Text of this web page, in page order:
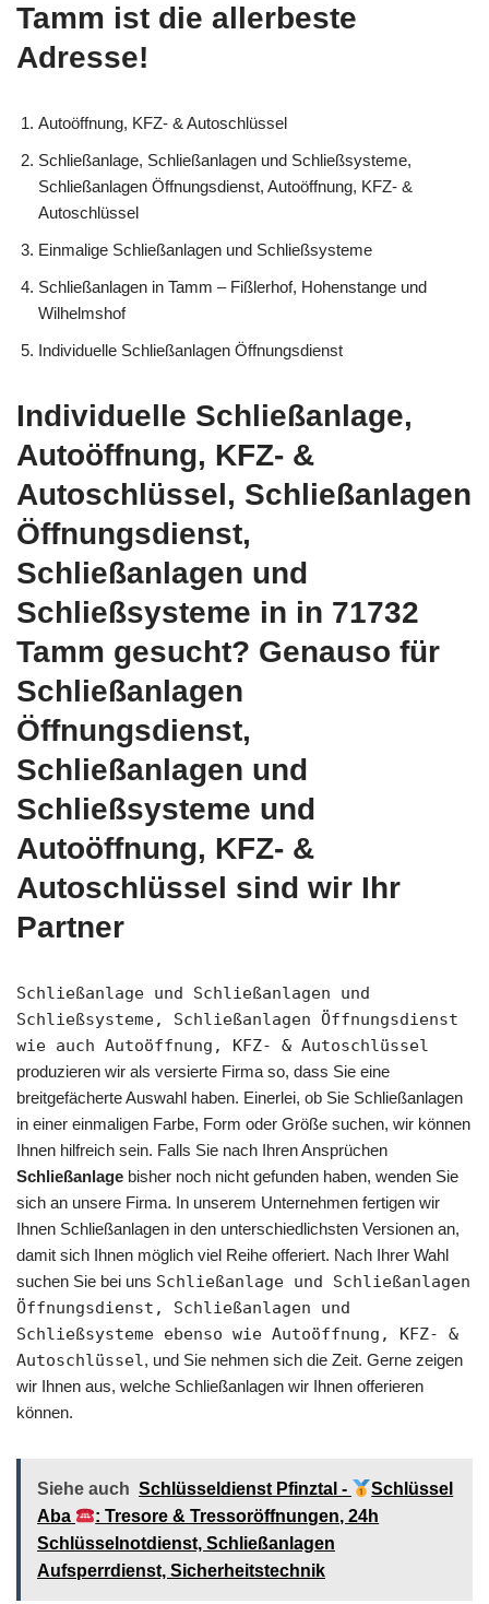
Tamm ist die allerbeste
Adresse!
Autoöffnung, KFZ- & Autoschlüssel
Schließanlage, Schließanlagen und Schließsysteme,
Schließanlagen Öffnungsdienst, Autoöffnung, KFZ- &
Autoschlüssel
Einmalige Schließanlagen und Schließsysteme
Schließanlagen in Tamm – Fißlerhof, Hohenstange und
Wilhelmshof
Individuelle Schließanlagen Öffnungsdienst
Individuelle Schließanlage,
Autoöffnung, KFZ- &
Autoschlüssel, Schließanlagen
Öffnungsdienst,
Schließanlagen und
Schließsysteme in in 71732
Tamm gesucht? Genauso für
Schließanlagen
Öffnungsdienst,
Schließanlagen und
Schließsysteme und
Autoöffnung, KFZ- &
Autoschlüssel sind wir Ihr
Partner
Schließanlage und Schließanlagen und
Schließsysteme, Schließanlagen Öffnungsdienst
wie auch Autoöffnung, KFZ- & Autoschlüssel
produzieren wir als versierte Firma so, dass Sie eine
breitgefächerte Auswahl haben. Einerlei, ob Sie Schließanlagen
in einer einmaligen Farbe, Form oder Größe suchen, wir können
Ihnen hilfreich sein. Falls Sie nach Ihren Ansprüchen
Schließanlage bisher noch nicht gefunden haben, wenden Sie
sich an unsere Firma. In unserem Unternehmen fertigen wir
Ihnen Schließanlagen in den unterschiedlichsten Versionen an,
damit sich Ihnen möglich viel Reihe offeriert. Nach Ihrer Wahl
suchen Sie bei uns Schließanlage und Schließanlagen
Öffnungsdienst, Schließanlagen und
Schließsysteme ebenso wie Autoöffnung, KFZ- &
Autoschlüssel, und Sie nehmen sich die Zeit. Gerne zeigen
wir Ihnen aus, welche Schließanlagen wir Ihnen offerieren
können.
Siehe auch Schlüsseldienst Pfinztal -
Schlüssel
Aba
: Tresore & Tressoröffnungen, 24h
Schlüsselnotdienst, Schließanlagen
Aufsperrdienst, Sicherheitstechnik